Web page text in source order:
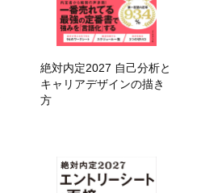
絶対内定2027 自己分析と
キャリアデザインの描き
方